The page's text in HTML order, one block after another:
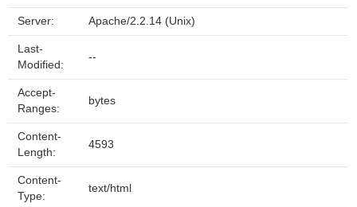
Server: Apache/2.2.14 (Unix)
Last-
Modified:
--
Accept-
Ranges:
bytes
Content-
Length:
4593
Content-
Type:
text/html